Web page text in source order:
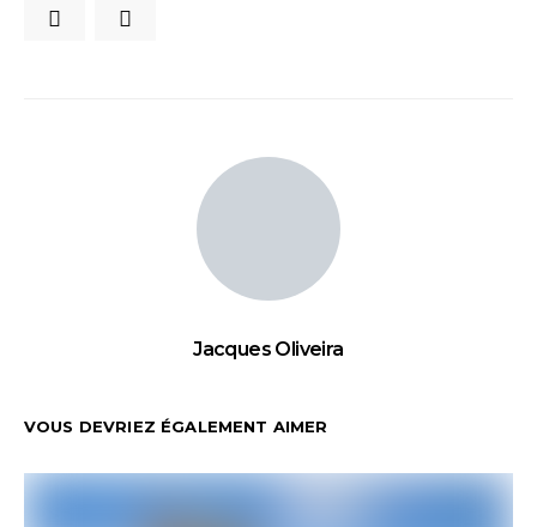
Jacques Oliveira
VOUS DEVRIEZ ÉGALEMENT AIMER